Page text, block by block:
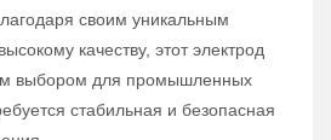
своим уникальным
качеству, этот электрод
выбором для промышленных
стабильная и безопасная